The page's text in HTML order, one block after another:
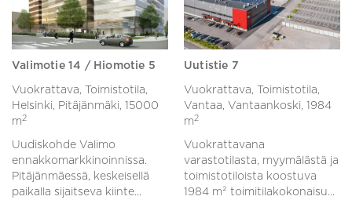
Valimotie 14 / Hiomotie 5
Vuokrattava, Toimistotila,
Helsinki, Pitäjänmäki, 15000
m 2
Uudiskohde Valimo
ennakkomarkkinoinnissa.
Pitäjänmäessä, keskeisellä
paikalla sijaitseva kiinte...
Uutistie 7
Vuokrattava, Toimistotila,
Vantaa, Vantaankoski, 1984
m 2
Vuokrattavana
varastotilasta, myymälästä ja
toimistotiloista koostuva
1984 m² toimitilakokonaisu...